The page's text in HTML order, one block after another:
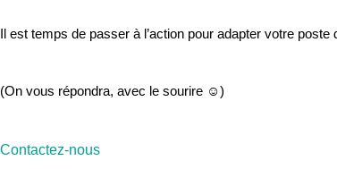
Il est temps de passer à l’action pour adapter votre poste
(On vous répondra, avec le sourire ☺️)
Contactez-nous